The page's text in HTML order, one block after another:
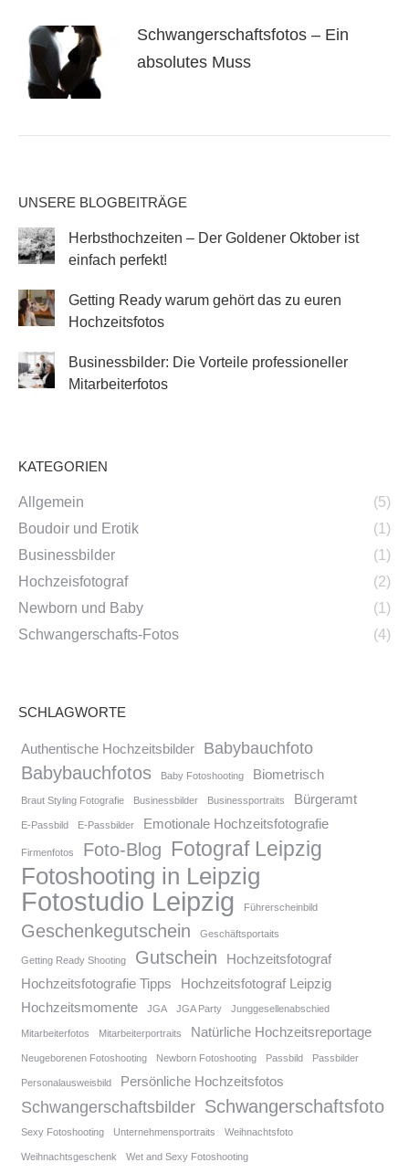
Schwangerschaftsfotos – Ein
absolutes Muss
UNSERE BLOGBEITRÄGE
Herbsthochzeiten – Der Goldener Oktober ist
einfach perfekt!
Getting Ready warum gehört das zu euren
Hochzeitsfotos
Businessbilder: Die Vorteile professioneller
Mitarbeiterfotos
KATEGORIEN
Allgemein
(5)
Boudoir und Erotik
(1)
Businessbilder
(1)
Hochzeisfotograf
(2)
Newborn und Baby
(1)
Schwangerschafts-Fotos
(4)
SCHLAGWORTE
Authentische Hochzeitsbilder Babybauchfoto
Babybauchfotos Baby Fotoshooting Biometrisch
Braut Styling Fotografie Businessbilder Businessportraits Bürgeramt
E-Passbild E-Passbilder Emotionale Hochzeitsfotografie
Firmenfotos Foto-Blog Fotograf Leipzig
Fotoshooting in Leipzig
Fotostudio Leipzig Führerscheinbild
Geschenkegutschein Geschäftsportaits
Getting Ready Shooting Gutschein
Hochzeitsfotograf
Hochzeitsfotografie Tipps
Hochzeitsfotograf Leipzig
Hochzeitsmomente
JGA JGA Party Junggesellenabschied
Mitarbeiterfotos Mitarbeiterportraits Natürliche Hochzeitsreportage
Neugeborenen Fotoshooting Newborn Fotoshooting Passbild Passbilder
Personalausweisbild Persönliche Hochzeitsfotos
Schwangerschaftsbilder Schwangerschaftsfoto
Sexy Fotoshooting Unternehmensportraits Weihnachtsfoto
Weihnachtsgeschenk Wet and Sexy Fotoshooting